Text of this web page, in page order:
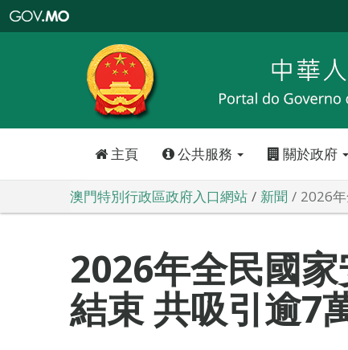
特
政
區
政
口
主頁 公共服務 關於政府
澳門特別行政區政府入口網站 新聞 2026
2026年全民國
結束 共吸引逾7